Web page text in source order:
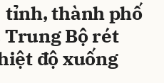
tỉnh, thành phố
Trung Bộ rét
độ xuống